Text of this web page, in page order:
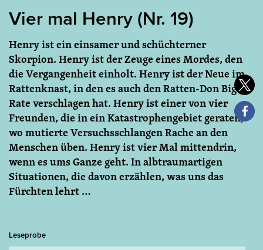
Vier mal Henry (Nr. 19)
Henry ist ein einsamer und schüchterner
Skorpion. Henry ist der Zeuge eines Mordes, den
die Vergangenheit einholt. Henry ist der Neue im
Rattenknast, in den es auch den Ratten-Don Big
Rate verschlagen hat. Henry ist einer von vier
Freunden, die in ein Katastrophengebiet geraten,
wo mutierte Versuchsschlangen Rache an den
Menschen üben. Henry ist vier Mal mittendrin,
wenn es ums Ganze geht. In albtraumartigen
Situationen, die davon erzählen, was uns das
Fürchten lehrt …
Leseprobe